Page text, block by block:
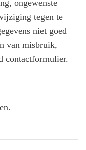
ongewenste
tegen te
niet goed
van misbruik,
contactformulier.